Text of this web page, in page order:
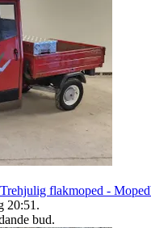
flakmoped -
20:51 .
bud.